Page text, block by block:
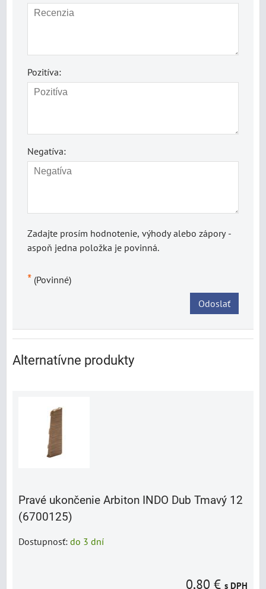
Pozitíva:
Negatíva:
Zadajte prosím hodnotenie, výhody alebo zápory -
aspoň jedna položka je povinná.
* (Povinné)
Odoslať
Alternatívne produkty
Pravé ukončenie Arbiton INDO Dub Tmavý 12
(6700125)
Dostupnosť: do 3 dní
0,80 € s DPH